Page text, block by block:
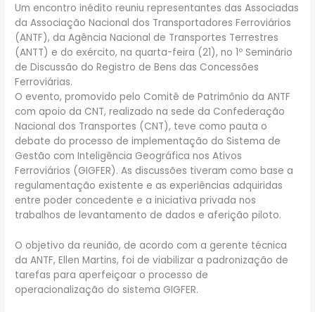
Um encontro inédito reuniu representantes das Associadas
da Associação Nacional dos Transportadores Ferroviários
(ANTF), da Agência Nacional de Transportes Terrestres
(ANTT) e do exército, na quarta-feira (21), no 1º Seminário
de Discussão do Registro de Bens das Concessões
Ferroviárias.
O evento, promovido pelo Comitê de Patrimônio da ANTF
com apoio da CNT, realizado na sede da Confederação
Nacional dos Transportes (CNT), teve como pauta o
debate do processo de implementação do Sistema de
Gestão com Inteligência Geográfica nos Ativos
Ferroviários (GIGFER). As discussões tiveram como base a
regulamentação existente e as experiências adquiridas
entre poder concedente e a iniciativa privada nos
trabalhos de levantamento de dados e aferição piloto.
O objetivo da reunião, de acordo com a gerente técnica
da ANTF, Ellen Martins, foi de viabilizar a padronização de
tarefas para aperfeiçoar o processo de
operacionalização do sistema GIGFER.